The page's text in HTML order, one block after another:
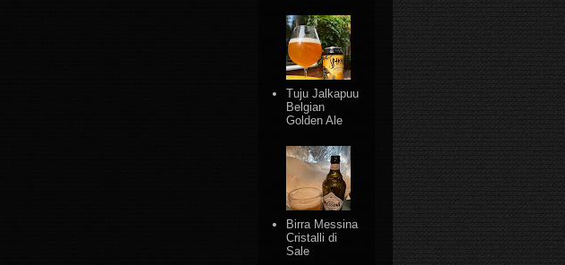
Tuju Jalkapuu
Belgian
Golden Ale
Birra Messina
Cristalli di
Sale